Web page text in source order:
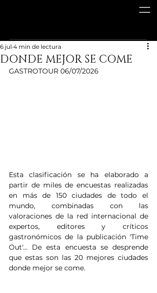
DONDE MEJOR SE COME
6 jul 4 min de lectura
GASTROTOUR 06/07/2026
Esta clasificación se ha elaborado a
partir de miles de encuestas realizadas
en más de 150 ciudades de todo el
mundo, combinadas con las
valoraciones de la red internacional de
expertos, editores y críticos
gastronómicos de la publicación 'Time
Out'... De esta encuesta se desprende
que estas son las 20 mejores ciudades
donde mejor se come.